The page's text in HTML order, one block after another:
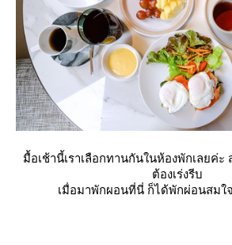
มื้อเช้านี้เราเลือกทานกันในห้องพักเลยค่
ต้องเร่งรีบ
เมื่อมาพักผอนที่นี่ ก็ได้พักผ่อนสมใ